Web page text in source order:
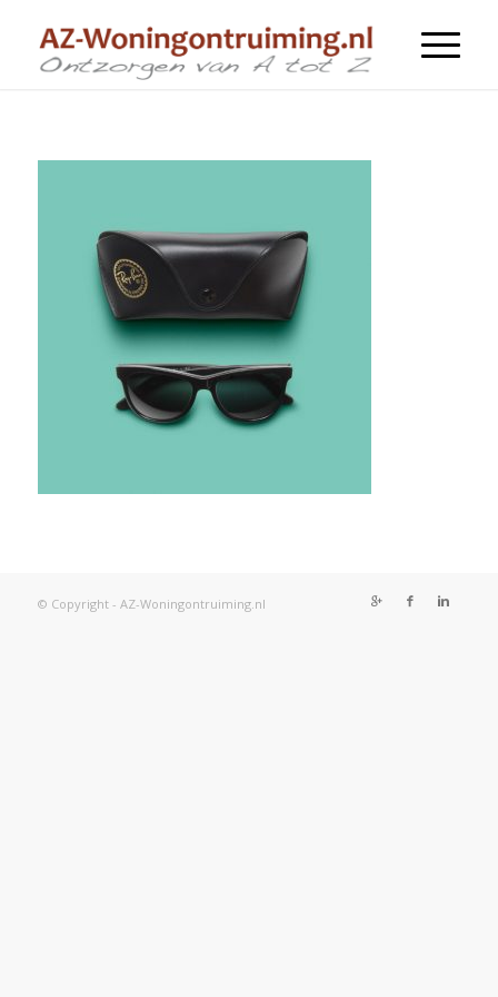
© Copyright - AZ-Woningontruiming.nl